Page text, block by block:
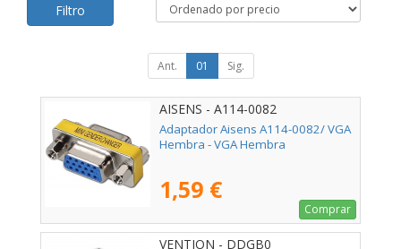
Filtro
Ant. 01 Sig.
AISENS - A114-0082
Adaptador Aisens A114-0082/ VGA
Hembra - VGA Hembra
1,59 €
Comprar
VENTION - DDGB0